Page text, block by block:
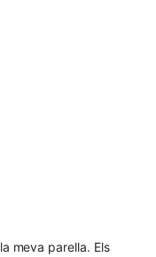
meva parella. Els